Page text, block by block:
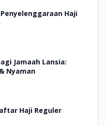
Haji
Jamaah Lansia:
Nyaman
Haji Reguler